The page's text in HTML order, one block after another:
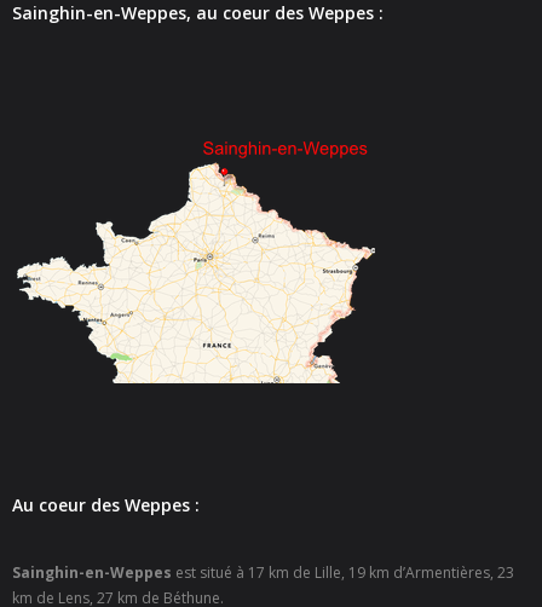
- - Médiathèque LA PARENTHÈSE
- Emploi Insertion Jeunes
- - la Mission Locale Métropole Sud
- - Nord Emploi
- Gestion des déchets
- Locations de salles
- Parc et aires de jeux
- CCAS
Sainghin-en-Weppes, au coeur des Weppes :
Au coeur des Weppes :
Sainghin-en-Weppes est situé à 17 km de Lille, 19 km d’Armentières, 23
km de Lens, 27 km de Béthune.